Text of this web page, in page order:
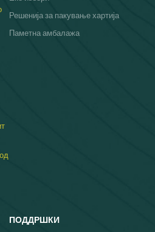
за клиентите.
на Velvet Solutions според
потреби
опции,
е често клучно:
вклопување:
значење кога стандардните
изглед во мебелот или
материјал и боја:
и специфичниот накит што се
на краиштата, избирање на
Решенија за пакување хартија
Паметна амбалажа
ПОДДРШКИ